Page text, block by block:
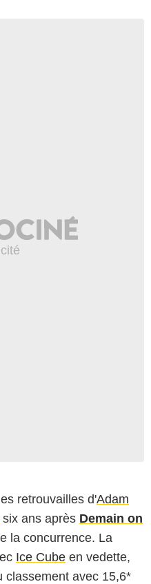
retrouvailles d'Adam
six ans après Demain on
la concurrence. La
Ice Cube en vedette,
classement avec 15,6*